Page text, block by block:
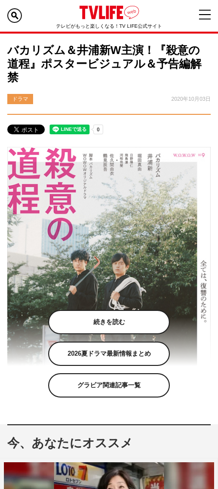
テレビがもっと楽しくなる！TV LIFE公式サイト
バカリズム＆井浦新W主演！『殺意の
道程』ポスタービジュアル＆予告編解
禁
ドラマ 2020年10月03日
11月9日（月）スタートのWOWOWオリジナルドラマ『殺
意の道程』より、満（バカリズム）と一馬（井浦新）が静
かに燃やす殺意を感じさせるポスタービジュアルと予告編
続きを読む
2026夏ドラマ最新情報まとめ
グラビア関連記事一覧
今、あなたにオススメ